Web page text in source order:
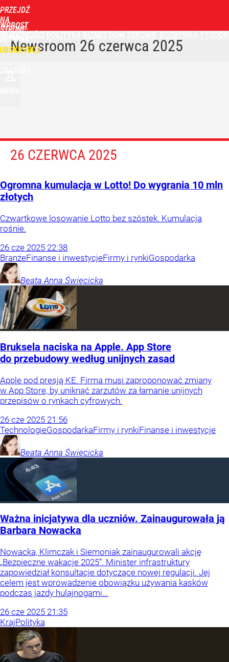
PRZEJDŹ
NA
STRONĘ
GŁÓWNĄ
WPROST
Newsroom 26 czerwca 2025
26 CZERWCA 2025
Ogromna kumulacja w Lotto! Do wygrania 10 mln
złotych
Czwartkowe losowanie Lotto bez szóstek. Kumulacja
rośnie.
26 cze 2025 22:38
BranżeFinanse i inwestycjeFirmy i rynkiGospodarka
Beata Anna Święcicka
Bruksela naciska na Apple. App Store
do przebudowy według unijnych zasad
Apple pod presją KE. Firma musi zaproponować zmiany
w App Store, by uniknąć zarzutów za łamanie unijnych
przepisów o rynkach cyfrowych.
26 cze 2025 21:56
TechnologieGospodarkaFirmy i rynkiFinanse i inwestycje
Beata Anna Święcicka
Ważna inicjatywa dla uczniów. Zainaugurowała ją
Barbara Nowacka
Nowacka, Klimczak i Siemoniak zainaugurowali akcję
„Bezpieczne wakacje 2025”. Minister infrastruktury
zapowiedział konsultacje dotyczące nowej regulacji. Jej
celem jest wprowadzenie obowiązku używania kasków
podczas jazdy hulajnogami...
26 cze 2025 21:35
KrajPolityka